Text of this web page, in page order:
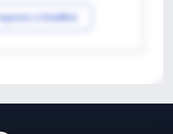
Ingresar a IntraMed